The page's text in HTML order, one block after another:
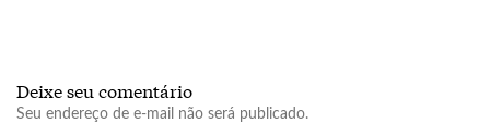
Deixe seu comentário
Seu endereço de e-mail não será publicado.